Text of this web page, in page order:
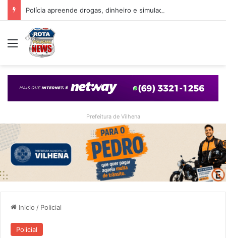
Menu
Prefeitura de Vilhena
Inicio / Policial
Policial